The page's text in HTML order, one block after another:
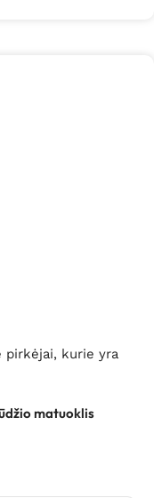
matuoklis
pirkėjai, kurie yra